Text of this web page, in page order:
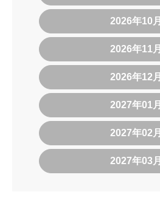
2026年10月
2026年11月
2026年12月
2027年01月
2027年02月
2027年03月